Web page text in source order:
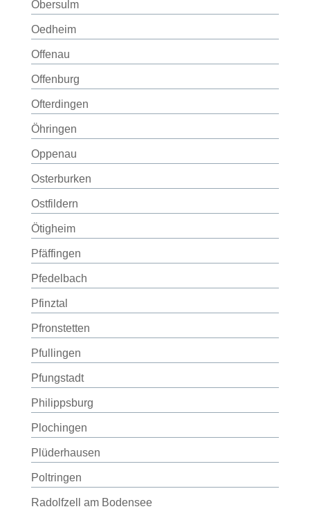
Obersulm
Oedheim
Offenau
Offenburg
Ofterdingen
Öhringen
Oppenau
Osterburken
Ostfildern
Ötigheim
Pfäffingen
Pfedelbach
Pfinztal
Pfronstetten
Pfullingen
Pfungstadt
Philippsburg
Plochingen
Plüderhausen
Poltringen
Radolfzell am Bodensee